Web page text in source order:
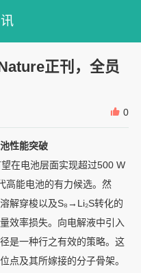
正刊，全员
0
性能突破
在电池层面实现超过500 W
高能电池的有力候选。然
解穿梭以及S₈→Li₂S转化的
效率损失。向电解液中引入
是一种行之有效的策略。这
点及其所嫁接的分子骨架。